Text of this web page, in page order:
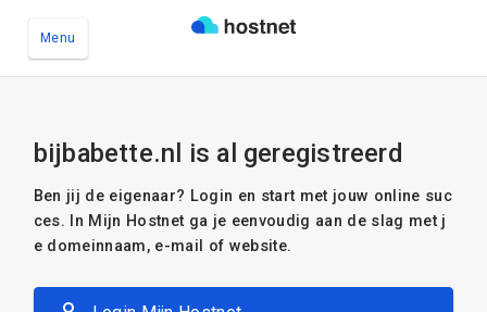
Menu
bijbabette.nl is al geregistreerd
Ben jij de eigenaar? Login en start met jouw online suc
ces. In Mijn Hostnet ga je eenvoudig aan de slag met j
e domeinnaam, e-mail of website.